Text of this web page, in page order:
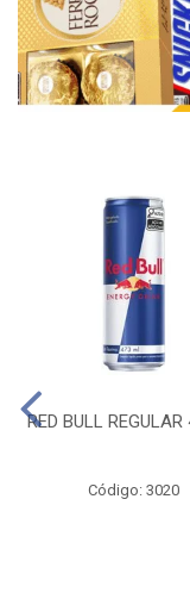
RED BULL
Código: 3020